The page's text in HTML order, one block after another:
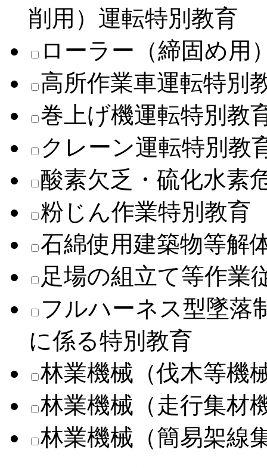
削用）運転特別教育
ローラー（締固め用
高所作業車運転特別
巻上げ機運転特別教
クレーン運転特別教
酸素欠乏・硫化水素
粉じん作業特別教育
石綿使用建築物等解
足場の組立て等作業
フルハーネス型墜落
に係る特別教育
林業機械（伐木等機
林業機械（走行集材
林業機械（簡易架線